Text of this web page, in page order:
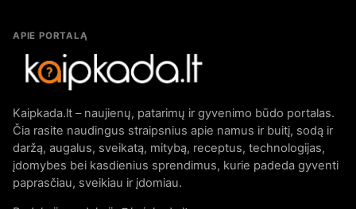
APIE PORTALĄ
Kaipkada.lt – naujienų, patarimų ir gyvenimo būdo portalas.
Čia rasite naudingus straipsnius apie namus ir buitį, sodą ir
daržą, augalus, sveikatą, mitybą, receptus, technologijas,
įdomybes bei kasdienius sprendimus, kurie padeda gyventi
paprasčiau, sveikiau ir įdomiau.